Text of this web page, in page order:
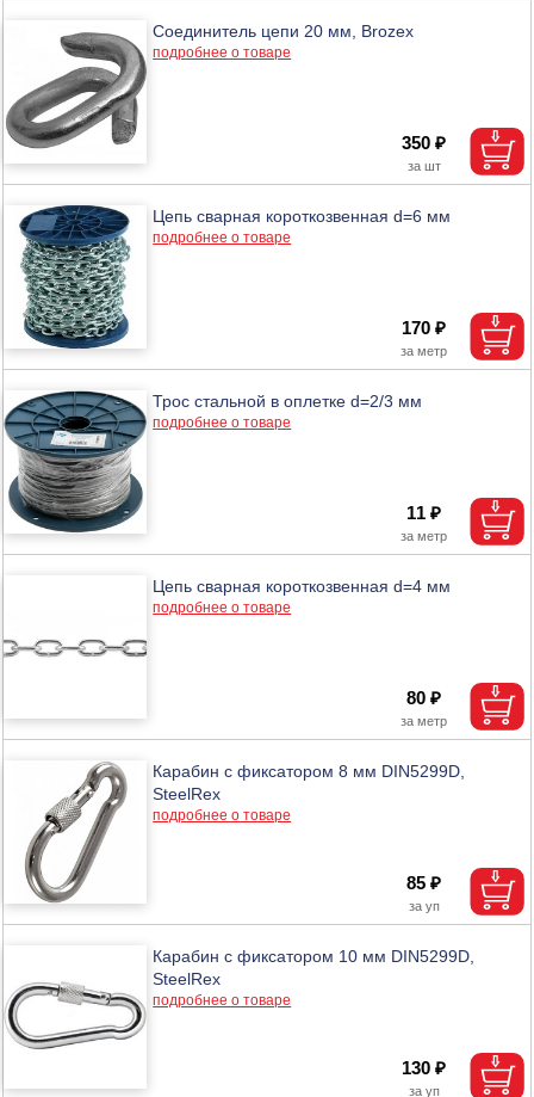
Соединитель цепи 20 мм, Brozex
подробнее о товаре
350 ₽
Цепь сварная короткозвенная d=6 мм
подробнее о товаре
170 ₽
Трос стальной в оплетке d=2/3 мм
подробнее о товаре
11 ₽
Цепь сварная короткозвенная d=4 мм
подробнее о товаре
80 ₽
Карабин с фиксатором 8 мм DIN5299D,
SteelRex
подробнее о товаре
85 ₽
Карабин с фиксатором 10 мм DIN5299D,
SteelRex
подробнее о товаре
130 ₽